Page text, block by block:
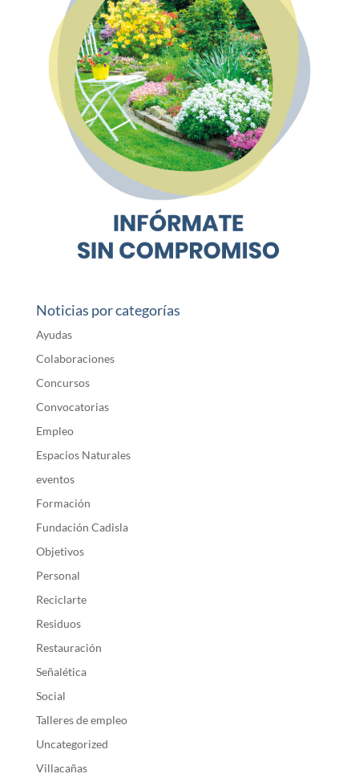
Noticias por categorías
Ayudas
Colaboraciones
Concursos
Convocatorias
Empleo
Espacios Naturales
eventos
Formación
Fundación Cadisla
Objetivos
Personal
Reciclarte
Residuos
Restauración
Señalética
Social
Talleres de empleo
Uncategorized
Villacañas